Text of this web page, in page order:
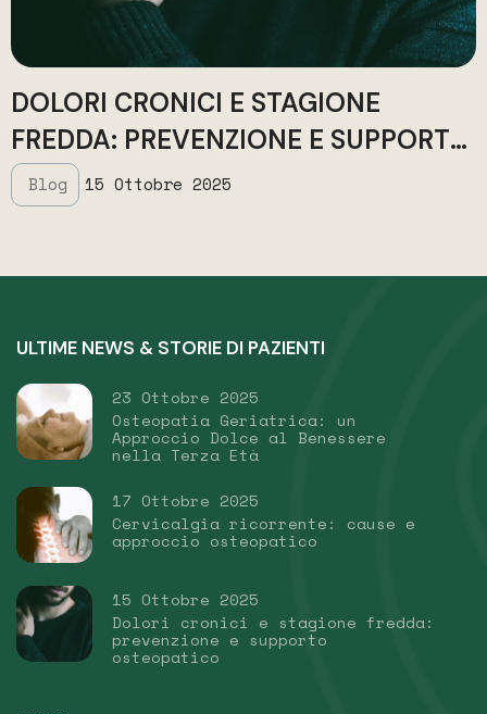
Blog 15 Ottobre 2025
DOLORI CRONICI E STAGIONE
FREDDA: PREVENZIONE E SUPPORTO
OSTEOPATICO
ULTIME NEWS & STORIE DI PAZIENTI
23 Ottobre 2025
Osteopatia Geriatrica: un
Approccio Dolce al Benessere
nella Terza Età
17 Ottobre 2025
Cervicalgia ricorrente: cause e
approccio osteopatico
15 Ottobre 2025
Dolori cronici e stagione fredda:
prevenzione e supporto
osteopatico